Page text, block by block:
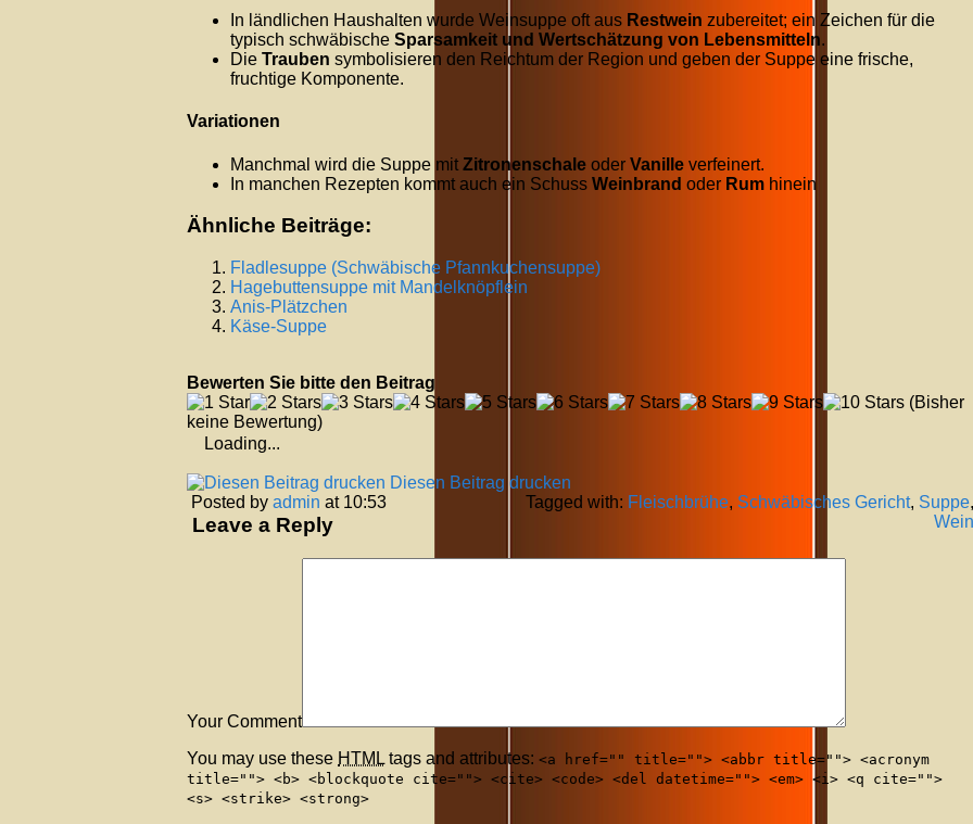
In ländlichen Haushalten wurde Weinsuppe oft aus Restwein zubereitet; ein Zeichen für die
typisch schwäbische Sparsamkeit und Wertschätzung von Lebensmitteln.
Die Trauben symbolisieren den Reichtum der Region und geben der Suppe eine frische,
fruchtige Komponente.
Variationen
Manchmal wird die Suppe mit Zitronenschale oder Vanille verfeinert.
In manchen Rezepten kommt auch ein Schuss Weinbrand oder Rum hinein
Ähnliche Beiträge:
Fladlesuppe (Schwäbische Pfannkuchensuppe)
Hagebuttensuppe mit Mandelknöpflein
Anis-Plätzchen
Käse-Suppe
Bewerten Sie bitte den Beitrag
(Bisher
keine Bewertung)
Loading...
Diesen Beitrag drucken
Posted by admin at 10:53 Tagged with: Fleischbrühe, Schwäbisches Gericht, Suppe,
Wein
Leave a Reply
Your Comment
You may use these HTML tags and attributes: <a href="" title=""> <abbr title=""> <acronym
title=""> <b> <blockquote cite=""> <cite> <code> <del datetime=""> <em> <i> <q cite="">
<s> <strike> <strong>